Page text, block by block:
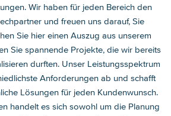
Wir haben für jeden Bereich den
und freuen uns darauf, Sie
Sie hier einen Auszug aus unserem
Sie spannende Projekte, die wir bereits
durften. Unser Leistungsspektrum
Anforderungen ab und schafft
Lösungen für jeden Kundenwunsch.
handelt es sich sowohl um die Planung